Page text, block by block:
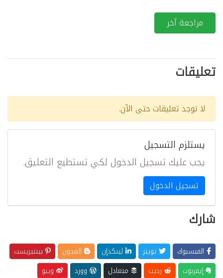
مراجعة آخر
تعليقات
لا توجد تعليقات حتى الآن.
يستلزم التسجيل
يجب عليك تسجيل الدخول لكي تستطيع التعليق.
تسجيل الدخول
شارك
الفيسبوك تويتر لينكدإن المدون
بينتيريست
إيفرنوت
رديت متعادل وورد
ويبو